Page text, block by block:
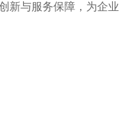
新与服务保障，为企